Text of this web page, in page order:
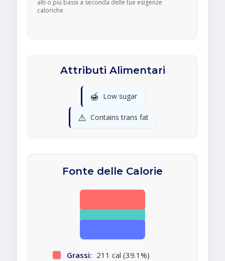
alti o più bassi a seconda delle tue esigenze
caloriche.
Attributi Alimentari
🍯 Low sugar
⚠️ Contains trans fat
Fonte delle Calorie
Grassi: 211 cal (39.1%)